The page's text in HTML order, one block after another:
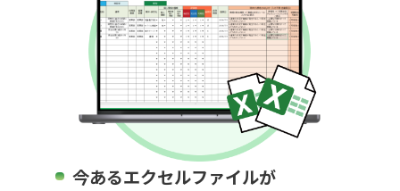
今あるエクセルファイルが